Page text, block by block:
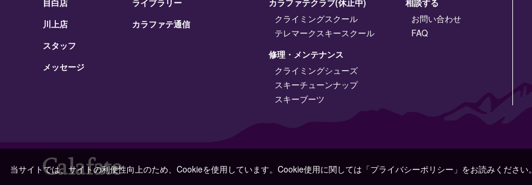
目白店
川上店
スタッフ
メッセージ
ライブラリー
カラファテ通信
カラファテクラブ(休止中)
クライミングスクール
テレマークスキースクール
修理・メンテナンス
クライミングシューズ
スキーチューンナップ
スキーブーツ
相談する
お問い合わせ
FAQ
当サイトでは、サイトの利便性向上のため、Cookieを使用しています。Cookie使用に関しては「プライバシーポリシー」をお読みください。